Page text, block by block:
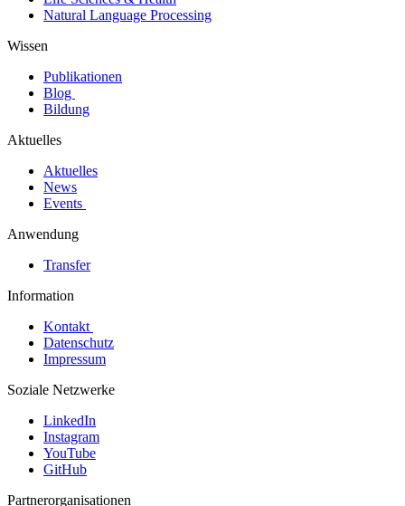
Natural Language Processing
Wissen
Publikationen
Blog
Bildung
Aktuelles
Aktuelles
News
Events
Anwendung
Transfer
Information
Kontakt
Datenschutz
Impressum
Soziale Netzwerke
LinkedIn
Instagram
YouTube
GitHub
Partnerorganisationen